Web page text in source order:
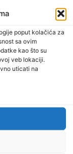
poput kolačića za
sa ovim
kao što su
veb lokaciji.
uticati na